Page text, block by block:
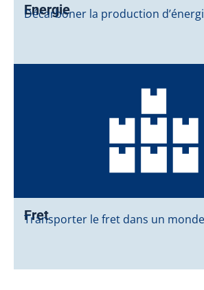
Energie
Décarboner la production
Fret
Transporter le fret dans un